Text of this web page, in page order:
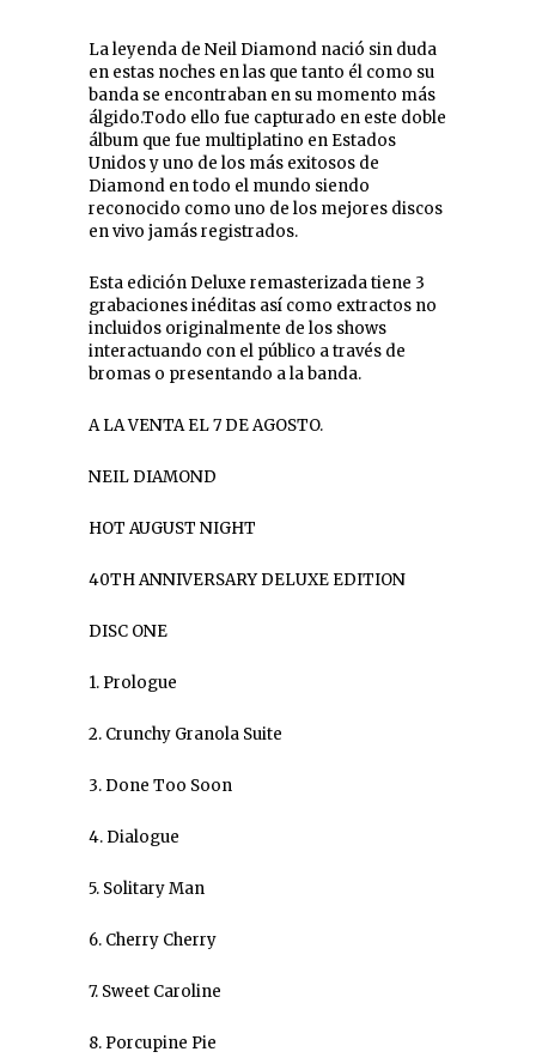
La leyenda de Neil Diamond nació sin duda
en estas noches en las que tanto él como su
banda se encontraban en su momento más
álgido.Todo ello fue capturado en este doble
álbum que fue multiplatino en Estados
Unidos y uno de los más exitosos de
Diamond en todo el mundo siendo
reconocido como uno de los mejores discos
en vivo jamás registrados.
Esta edición Deluxe remasterizada tiene 3
grabaciones inéditas así como extractos no
incluidos originalmente de los shows
interactuando con el público a través de
bromas o presentando a la banda.
A LA VENTA EL 7 DE AGOSTO.
NEIL DIAMOND
HOT AUGUST NIGHT
40TH ANNIVERSARY DELUXE EDITION
DISC ONE
1. Prologue
2. Crunchy Granola Suite
3. Done Too Soon
4. Dialogue
5. Solitary Man
6. Cherry Cherry
7. Sweet Caroline
8. Porcupine Pie